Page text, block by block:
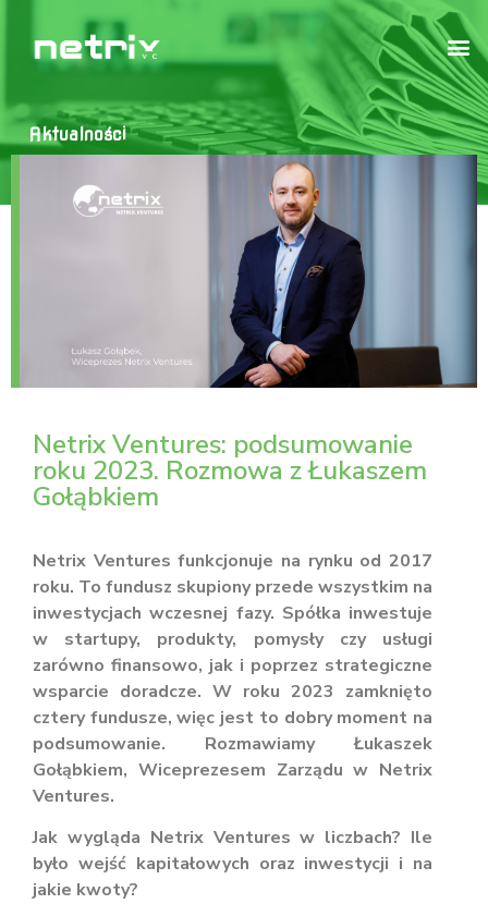
Aktualności
Netrix Ventures: podsumowanie
roku 2023. Rozmowa z Łukaszem
Gołąbkiem
Netrix Ventures funkcjonuje na rynku od 2017
roku. To fundusz skupiony przede wszystkim na
inwestycjach wczesnej fazy. Spółka inwestuje
w startupy, produkty, pomysły czy usługi
zarówno finansowo, jak i poprzez strategiczne
wsparcie doradcze. W roku 2023 zamknięto
cztery fundusze, więc jest to dobry moment na
podsumowanie. Rozmawiamy Łukaszek
Gołąbkiem, Wiceprezesem Zarządu w Netrix
Ventures.
Jak wygląda Netrix Ventures w liczbach? Ile
było wejść kapitałowych oraz inwestycji i na
jakie kwoty?